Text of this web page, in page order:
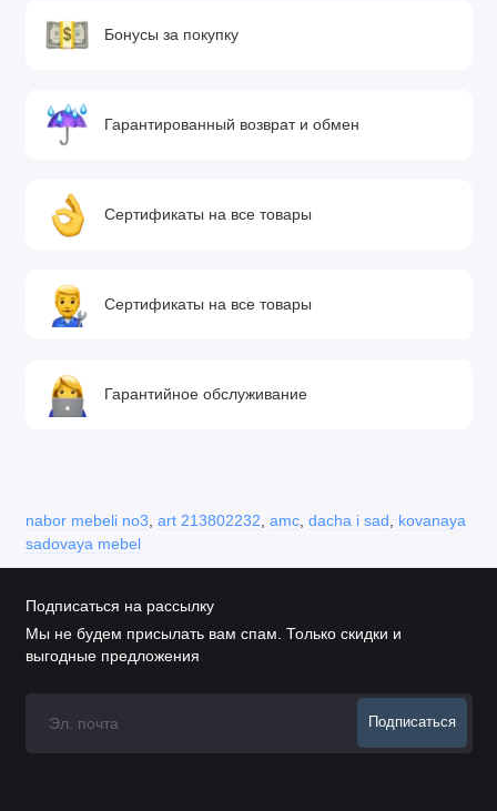
Бонусы за покупку
Гарантированный возврат и обмен
Сертификаты на все товары
Сертификаты на все товары
Гарантийное обслуживание
nabor mebeli no3, art 213802232, amc, dacha i sad, kovanaya
sadovaya mebel
Подписаться на рассылку
Мы не будем присылать вам спам. Только скидки и
выгодные предложения
Подписаться